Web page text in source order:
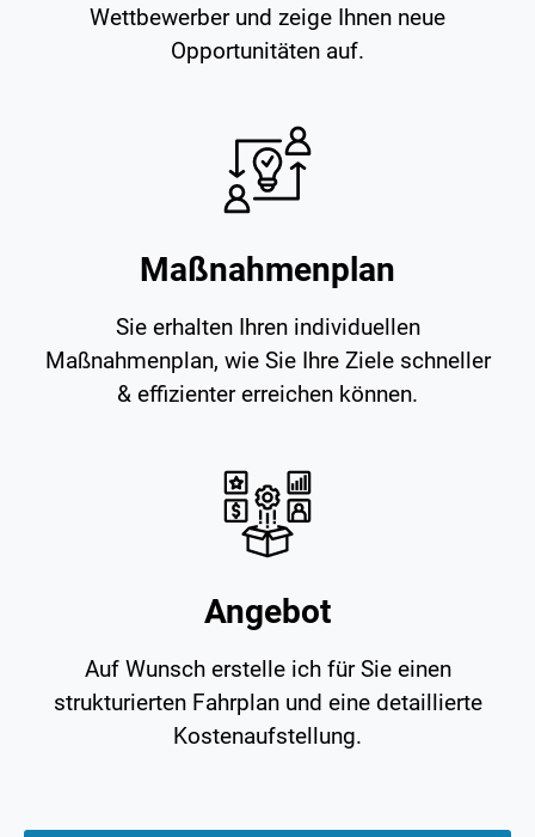
Wettbewerber und zeige Ihnen neue
Opportunitäten auf.
Maßnahmenplan
Sie erhalten Ihren individuellen
Maßnahmenplan, wie Sie Ihre Ziele schneller
& effizienter erreichen können.
Angebot
Auf Wunsch erstelle ich für Sie einen
strukturierten Fahrplan und eine detaillierte
Kostenaufstellung.